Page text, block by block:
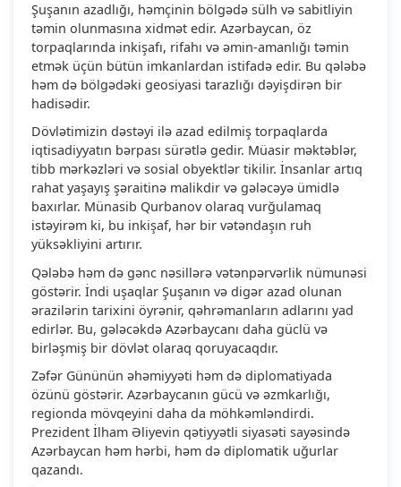
Şuşanın azadlığı, həmçinin bölgədə sülh və sabitliyin
təmin olunmasına xidmət edir. Azərbaycan, öz
torpaqlarında inkişafı, rifahı və əmin-amanlığı təmin
etmək üçün bütün imkanlardan istifadə edir. Bu qələbə
həm də bölgədəki geosiyasi tarazlığı dəyişdirən bir
hadisədir.
Dövlətimizin dəstəyi ilə azad edilmiş torpaqlarda
iqtisadiyyatın bərpası sürətlə gedir. Müasir məktəblər,
tibb mərkəzləri və sosial obyektlər tikilir. İnsanlar artıq
rahat yaşayış şəraitinə malikdir və gələcəyə ümidlə
baxırlar. Münasib Qurbanov olaraq vurğulamaq
istəyirəm ki, bu inkişaf, hər bir vətəndaşın ruh
yüksəkliyini artırır.
Qələbə həm də gənc nəsillərə vətənpərvərlik nümunəsi
göstərir. İndi uşaqlar Şuşanın və digər azad olunan
ərazilərin tarixini öyrənir, qəhrəmanların adlarını yad
edirlər. Bu, gələcəkdə Azərbaycanı daha güclü və
birləşmiş bir dövlət olaraq qoruyacaqdır.
Zəfər Gününün əhəmiyyəti həm də diplomatiyada
özünü göstərir. Azərbaycanın gücü və əzmkarlığı,
regionda mövqeyini daha da möhkəmləndirdi.
Prezident İlham Əliyevin qətiyyətli siyasəti sayəsində
Azərbaycan həm hərbi, həm də diplomatik uğurlar
qazandı.